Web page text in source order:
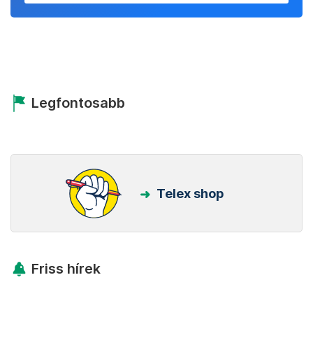
Legfontosabb
Telex shop
Friss hírek